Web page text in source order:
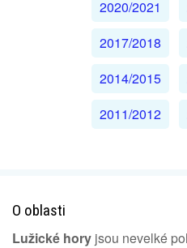
2020/2021
2017/2018
2014/2015
2011/2012
O oblasti
Lužické hory jsou nevelké